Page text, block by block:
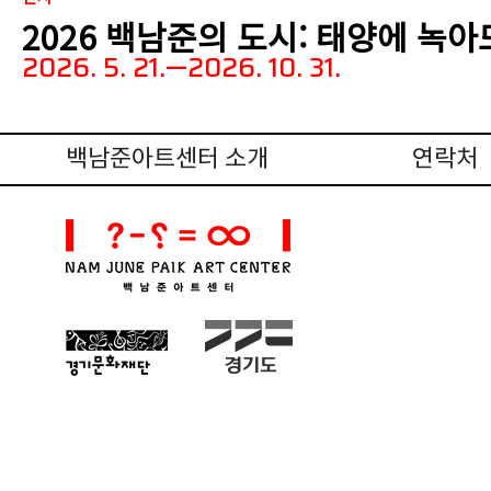
2026 백남준의 도시: 태양에 녹아
2026. 5. 21.—2026. 10. 31.
백남준아트센터 소개 연락처